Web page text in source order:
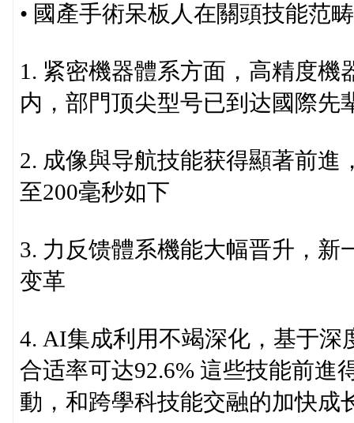
• 國產手術呆板人在關頭技能范
1. 紧密機器體系方面，高精度機
内，部門顶尖型号已到达國際先
2. 成像與导航技能获得顯著前
至200毫秒如下
3. 力反馈體系機能大幅晋升，新
变革
4. AI集成利用不竭深化，基于
合适率可达92.6% 這些技能前進
動，和跨學科技能交融的加快成